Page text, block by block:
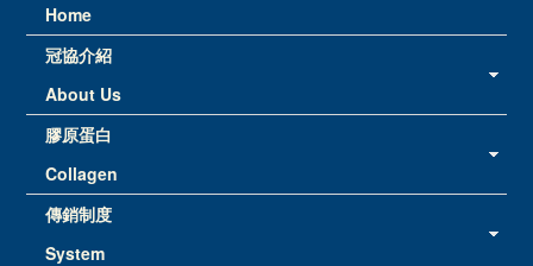
Home
冠協介紹
About Us
膠原蛋白
Collagen
傳銷制度
System